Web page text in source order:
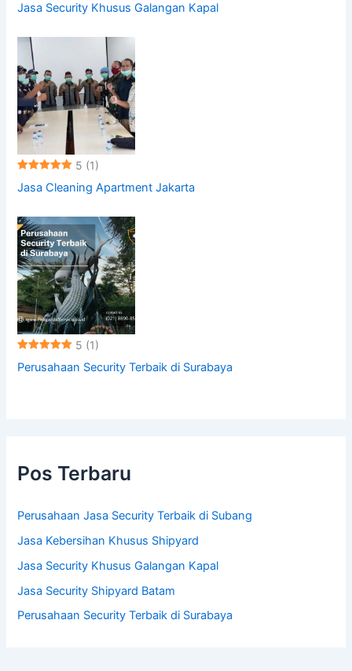
Jasa Security Khusus Galangan Kapal
5 (1)
Jasa Cleaning Apartment Jakarta
5 (1)
Perusahaan Security Terbaik di Surabaya
Pos Terbaru
Perusahaan Jasa Security Terbaik di Subang
Jasa Kebersihan Khusus Shipyard
Jasa Security Khusus Galangan Kapal
Jasa Security Shipyard Batam
Perusahaan Security Terbaik di Surabaya